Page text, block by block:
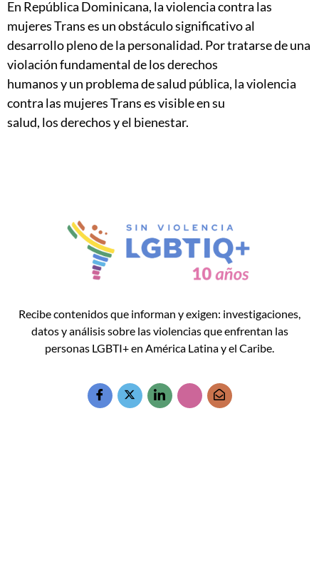
En República Dominicana, la violencia contra las
mujeres Trans es un obstáculo significativo al
desarrollo pleno de la personalidad. Por tratarse de una
violación fundamental de los derechos
humanos y un problema de salud pública, la violencia
contra las mujeres Trans es visible en su
salud, los derechos y el bienestar.
Recibe contenidos que informan y exigen: investigaciones,
datos y análisis sobre las violencias que enfrentan las
personas LGBTI+ en América Latina y el Caribe.